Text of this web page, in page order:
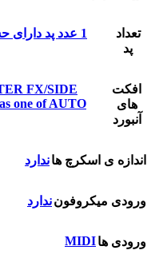
تعداد
پد
افکت
های
آنبورد
FX/SIDE
one of AUTO
اندازه ی اسکرچ هاندارد
ورودی میکروفونندارد
ورودی هاMIDI